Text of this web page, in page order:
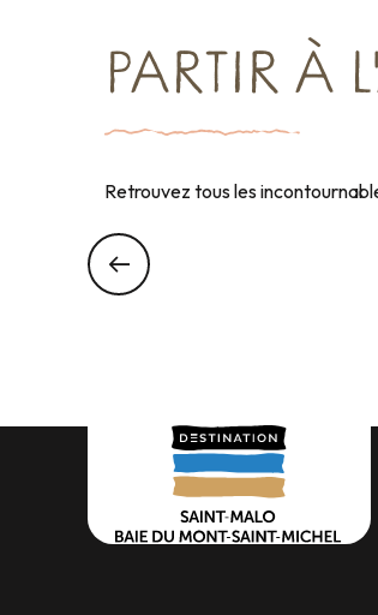
PARTIR À
Retrouvez tous les